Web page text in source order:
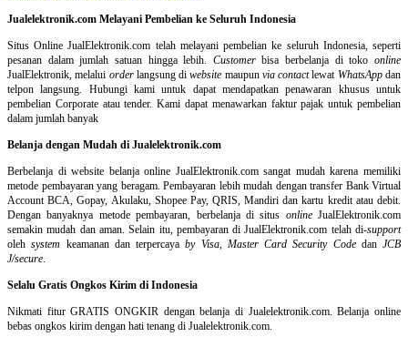
Jualelektronik.com Melayani Pembelian ke Seluruh Indonesia
Situs Online JualElektronik.com telah melayani pembelian ke seluruh Indonesia, seperti
pesanan dalam jumlah satuan hingga lebih. Customerbisa berbelanja di tokoonline
JualElektronik, melalui orderlangsung diwebsite maupun via contactlewat WhatsAppdan
telpon langsung. Hubungi kami untuk dapat mendapatkan penawaran khusus untuk
pembelian Corporate atau tender. Kami dapat menawarkan faktur pajak untuk pembelian
dalam jumlah banyak
Belanja dengan Mudah di Jualelektronik.com
Berbelanja diwebsite belanja online JualElektronik.com sangat mudah karena memiliki
metode pembayaran yang beragam. Pembayaran lebih mudah dengan transfer Bank Virtual
Account BCA, Gopay, Akulaku, Shopee Pay, QRIS, Mandiri dan kartu kredit atau debit.
Dengan banyaknya metode pembayaran, berbelanja di situs onlineJualElektronik.com
semakin mudah dan aman. Selain itu, pembayaran di JualElektronik.com telah di-support
olehsystem keamanan dan terpercayaby Visa, Master Card Security Codedan JCB
J/secure.
Selalu Gratis Ongkos Kirim di Indonesia
Nikmati fitur GRATIS ONGKIR dengan belanja di Jualelektronik.com. Belanja online
bebas ongkos kirim dengan hati tenang di Jualelektronik.com.